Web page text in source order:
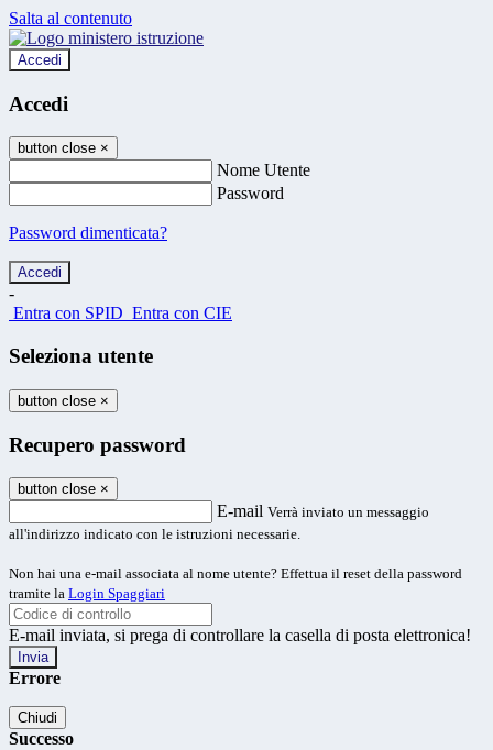
Salta al contenuto
Accedi
Accedi
button close ×
Nome Utente
Password
Password dimenticata?
-
Entra con SPID Entra con CIE
Seleziona utente
button close ×
Recupero password
button close ×
E-mail Verrà inviato un messaggio
all'indirizzo indicato con le istruzioni necessarie.
Non hai una e-mail associata al nome utente? Effettua il reset della password
tramite la Login Spaggiari
E-mail inviata, si prega di controllare la casella di posta elettronica!
Errore
Chiudi
Successo